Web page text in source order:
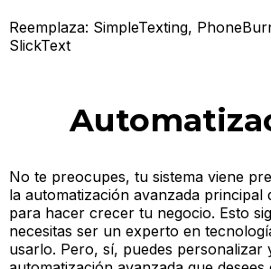
Reemplaza: SimpleTexting,
SlickText
No te preocupes, tu sistema viene
la automatización avanzada principal
para hacer crecer tu negocio. Esto
necesitas ser un experto en
usarlo. Pero, sí, puedes personalizar